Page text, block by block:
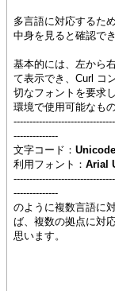
多言語に対応するた
中身を見ると確認でき
基本的には、左から
て表示でき、Curl コ
切なフォントを要求
環境で使用可能なも
--------------
文字コード： Unicode
利用フォント： Arial
--------------
のように複数言語に
ば、複数の拠点に対
思います。